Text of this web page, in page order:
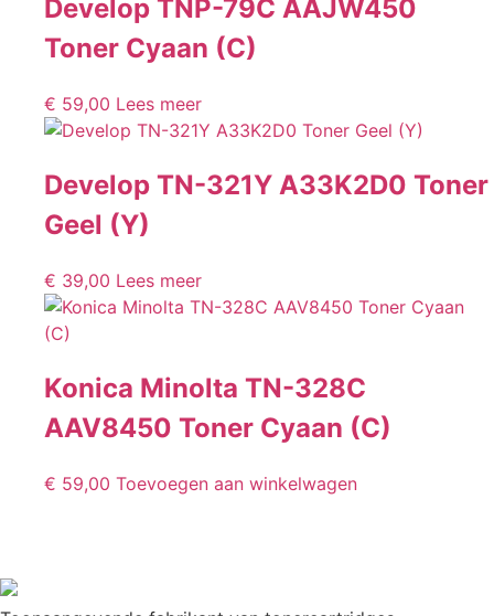
Develop TNP-79C AAJW450
Toner Cyaan (C)
€ 59,00 Lees meer
Develop TN-321Y A33K2D0 Toner
Geel (Y)
€ 39,00 Lees meer
Konica Minolta TN-328C
AAV8450 Toner Cyaan (C)
€ 59,00 Toevoegen aan winkelwagen